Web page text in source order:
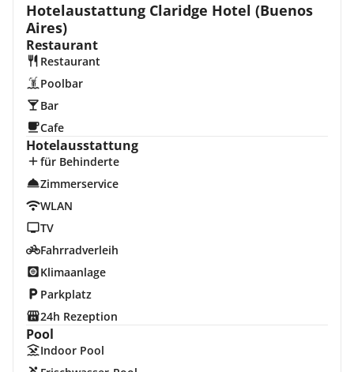
Hotelaustattung Claridge Hotel (Buenos
Aires)
Restaurant
Restaurant
Poolbar
Bar
Cafe
Hotelausstattung
für Behinderte
Zimmerservice
WLAN
TV
Fahrradverleih
Klimaanlage
Parkplatz
24h Rezeption
Pool
Indoor Pool